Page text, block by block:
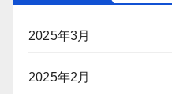
2025年3月
2025年2月